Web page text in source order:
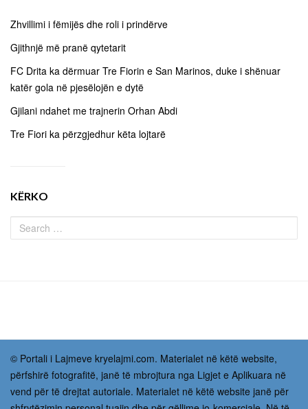
Zhvillimi i fëmijës dhe roli i prindërve
Gjithnjë më pranë qytetarit
FC Drita ka dërmuar Tre Fiorin e San Marinos, duke i shënuar
katër gola në pjesëlojën e dytë
Gjilani ndahet me trajnerin Orhan Abdi
Tre Fiori ka përzgjedhur këta lojtarë
KËRKO
© Portali i Lajmeve kryelajmi.com. Materialet në këtë website,
përfshirë fotografitë, janë të mbrojtura nga Ligjet e Aplikuara në
vend për të drejtat autoriale. Materialet në këtë website janë për